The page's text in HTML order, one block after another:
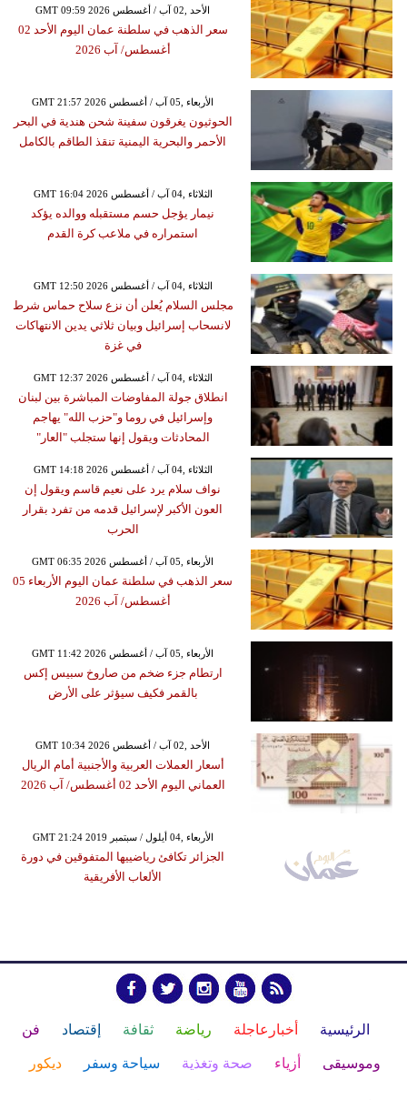
GMT 09:59 2026 الأحد ,02 آب / أغسطس
سعر الذهب في سلطنة عمان اليوم الأحد 02
أغسطس/ آب 2026
GMT 21:57 2026 الأربعاء ,05 آب / أغسطس
الحوثيون يغرقون سفينة شحن هندية في البحر
الأحمر والبحرية اليمنية تنقذ الطاقم بالكامل
GMT 16:04 2026 الثلاثاء ,04 آب / أغسطس
نيمار يؤجل حسم مستقبله ووالده يؤكد
استمراره في ملاعب كرة القدم
GMT 12:50 2026 الثلاثاء ,04 آب / أغسطس
مجلس السلام يُعلن أن نزع سلاح حماس شرط
لانسحاب إسرائيل وبيان ثلاثي يدين الانتهاكات
في غزة
GMT 12:37 2026 الثلاثاء ,04 آب / أغسطس
انطلاق جولة المفاوضات المباشرة بين لبنان
وإسرائيل في روما و"حزب الله" يهاجم
المحادثات ويقول إنها ستجلب "العار"
GMT 14:18 2026 الثلاثاء ,04 آب / أغسطس
نواف سلام يرد على نعيم قاسم ويقول إن
العون الأكبر لإسرائيل قدمه من تفرد بقرار
الحرب
GMT 06:35 2026 الأربعاء ,05 آب / أغسطس
سعر الذهب في سلطنة عمان اليوم الأربعاء 05
أغسطس/ آب 2026
GMT 11:42 2026 الأربعاء ,05 آب / أغسطس
ارتطام جزء ضخم من صاروخ سبيس إكس
بالقمر فكيف سيؤثر على الأرض
GMT 10:34 2026 الأحد ,02 آب / أغسطس
أسعار العملات العربية والأجنبية أمام الريال
العماني اليوم الأحد 02 أغسطس/ آب 2026
GMT 21:24 2019 الأربعاء ,04 أيلول / سبتمبر
الجزائر تكافئ رياضييها المتفوقين في دورة
الألعاب الأفريقية
الرئيسية أخبارعاجلة رياضة ثقافة إقتصاد فن
وموسيقى أزياء صحة وتغذية سياحة وسفر ديكور